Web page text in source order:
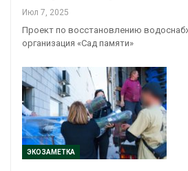
Июл 7, 2025
Проект по восстановлению
организация «Сад памяти»
ЭКОЗАМЕТКА